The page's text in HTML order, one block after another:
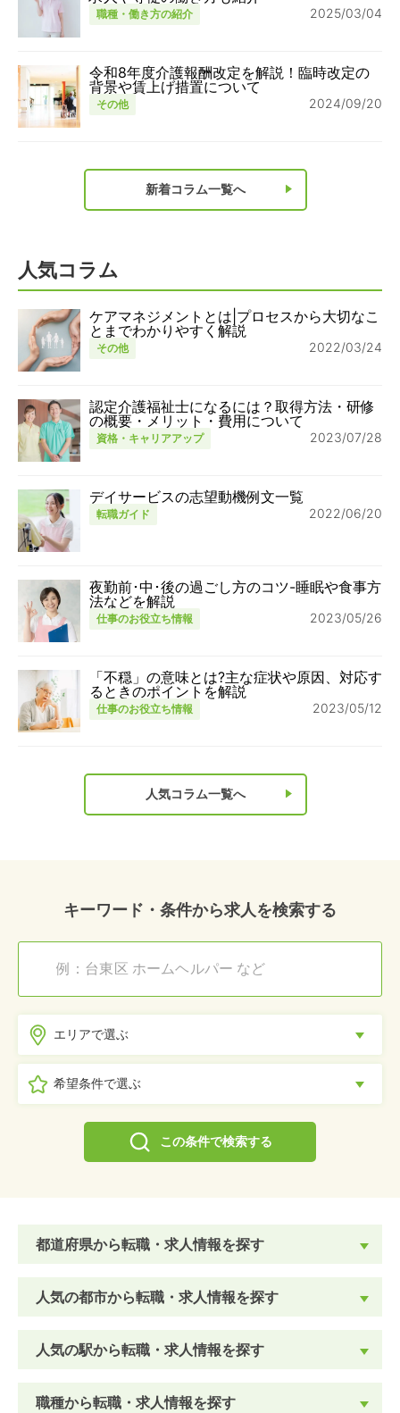
職種・働き方の紹介 2025/03/04
令和8年度介護報酬改定を解説！臨時改定の
背景や賃上げ措置について
その他 2024/09/20
新着コラム一覧へ
人気コラム
ケアマネジメントとは|プロセスから大切なこ
とまでわかりやすく解説
その他 2022/03/24
認定介護福祉士になるには？取得方法・研修
の概要・メリット・費用について
資格・キャリアアップ 2023/07/28
デイサービスの志望動機例文一覧
転職ガイド 2022/06/20
夜勤前･中･後の過ごし方のコツ-睡眠や食事方
法などを解説
仕事のお役立ち情報 2023/05/26
「不穏」の意味とは?主な症状や原因、対応す
るときのポイントを解説
仕事のお役立ち情報 2023/05/12
人気コラム一覧へ
キーワード・条件から求人を検索する
エリアで選ぶ
希望条件で選ぶ
この条件で検索する
都道府県から転職・求人情報を探す
人気の都市から転職・求人情報を探す
人気の駅から転職・求人情報を探す
職種から転職・求人情報を探す